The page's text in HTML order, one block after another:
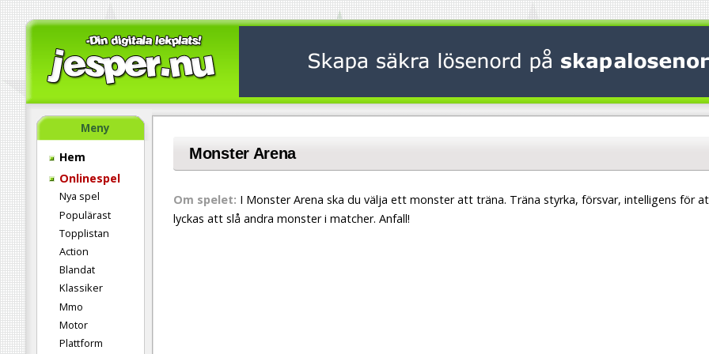
Meny
Hem
Onlinespel
Nya spel
Populärast
Topplistan
Action
Blandat
Klassiker
Mmo
Motor
Plattform
Monster Arena
Om spelet: I Monster Arena ska du välja ett monster att träna. Träna styrka, försvar, intelligens för
lyckas att slå andra monster i matcher. Anfall!